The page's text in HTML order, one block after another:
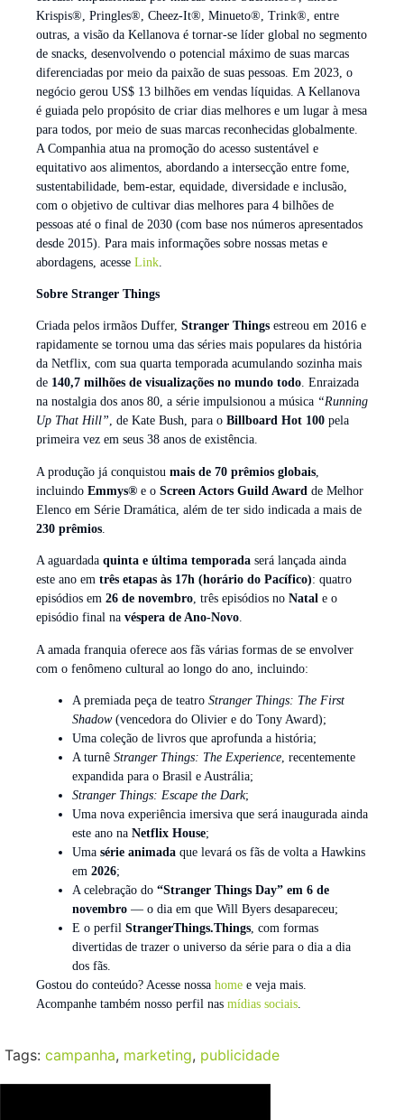
Krispis®, Pringles®, Cheez-It®, Minueto®, Trink®, entre
outras, a visão da Kellanova é tornar-se líder global no segmento
de snacks, desenvolvendo o potencial máximo de suas marcas
diferenciadas por meio da paixão de suas pessoas. Em 2023, o
negócio gerou US$ 13 bilhões em vendas líquidas. A Kellanova
é guiada pelo propósito de criar dias melhores e um lugar à mesa
para todos, por meio de suas marcas reconhecidas globalmente.
A Companhia atua na promoção do acesso sustentável e
equitativo aos alimentos, abordando a intersecção entre fome,
sustentabilidade, bem-estar, equidade, diversidade e inclusão,
com o objetivo de cultivar dias melhores para 4 bilhões de
pessoas até o final de 2030 (com base nos números apresentados
desde 2015). Para mais informações sobre nossas metas e
abordagens, acesse Link
Sobre Stranger Things
Criada pelos irmãos Duffer, Stranger Things estreou em 2016 e
rapidamente se tornou uma das séries mais populares da história
da Netflix, com sua quarta temporada acumulando sozinha mais
de 140,7 milhões de visualizações no mundo todo. Enraizada
na nostalgia dos anos 80, a série impulsionou a música “Running
Up That Hill”, de Kate Bush, para o Billboard Hot 100 pela
primeira vez em seus 38 anos de existência.
A produção já conquistou mais de 70 prêmios globais
incluindo Emmys® e o Screen Actors Guild Award de Melhor
Elenco em Série Dramática, além de ter sido indicada a mais de
230 prêmios
A aguardada quinta e última temporada será lançada ainda
este ano em três etapas às 17h (horário do Pacífico): quatro
episódios em 26 de novembro, três episódios no Natal e o
episódio final na véspera de Ano-Novo.
A amada franquia oferece aos fãs várias formas de se envolver
com o fenômeno cultural ao longo do ano, incluindo:
A premiada peça de teatro Stranger Things: The First
Shadow(vencedora do Olivier e do Tony Award);
Uma coleção de livros que aprofunda a história;
A turnê Stranger Things: The Experience , recentemente
expandida para o Brasil e Austrália;
Stranger Things: Escape the Dark;
Uma nova experiência imersiva que será inaugurada ainda
este ano na Netflix House;
Uma série animada que levará os fãs de volta a Hawkins
em 2026;
A celebração do “Stranger Things Day” em 6 de
novembro — o dia em que Will Byers desapareceu;
E o perfil StrangerThings.Things , com formas
divertidas de trazer o universo da série para o dia a dia
dos fãs.
Gostou do conteúdo? Acesse nossa home e veja mais.
Acompanhe também nosso perfil nas mídias sociais
Tags: campanha, marketing, publicidade